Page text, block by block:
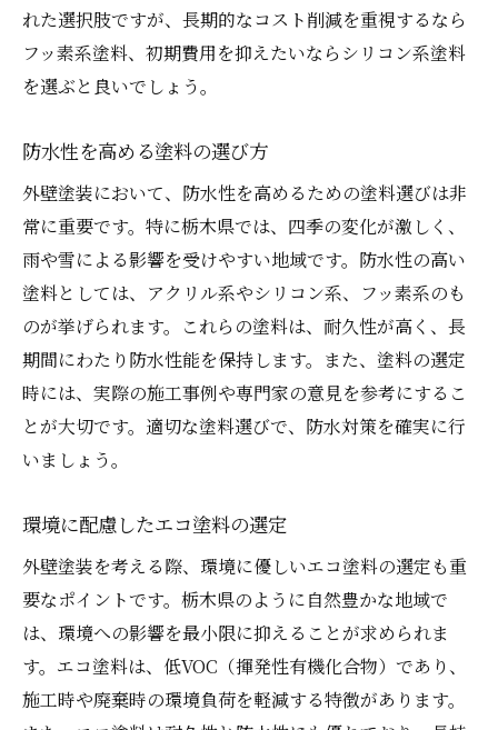
れた選択肢ですが、長期的なコスト削減を重視するなら
フッ素系塗料、初期費用を抑えたいならシリコン系塗料
を選ぶと良いでしょう。
防水性を高める塗料の選び方
外壁塗装において、防水性を高めるための塗料選びは非
常に重要です。特に栃木県では、四季の変化が激しく、
雨や雪による影響を受けやすい地域です。防水性の高い
塗料としては、アクリル系やシリコン系、フッ素系のも
のが挙げられます。これらの塗料は、耐久性が高く、長
期間にわたり防水性能を保持します。また、塗料の選定
時には、実際の施工事例や専門家の意見を参考にするこ
とが大切です。適切な塗料選びで、防水対策を確実に行
いましょう。
環境に配慮したエコ塗料の選定
外壁塗装を考える際、環境に優しいエコ塗料の選定も重
要なポイントです。栃木県のように自然豊かな地域で
は、環境への影響を最小限に抑えることが求められま
す。エコ塗料は、低VOC（揮発性有機化合物）であり、
施工時や廃棄時の環境負荷を軽減する特徴があります。